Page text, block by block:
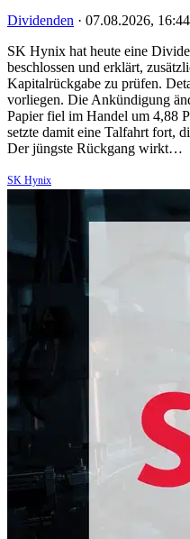
Dividenden · 07.08.2026,
SK Hynix hat heute eine
beschlossen und erklärt,
Kapitalrückgabe zu prüfen.
vorliegen. Die Ankündigung
Papier fiel im Handel um 4,88
setzte damit eine Talfahrt fort,
Der jüngste Rückgang wirkt…
SK Hynix